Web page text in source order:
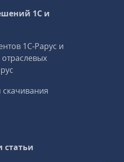
1С и
1С‑Рарус и
статьи